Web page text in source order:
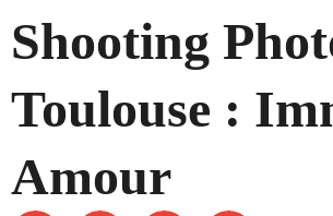
Shooting
Toulouse :
Amour